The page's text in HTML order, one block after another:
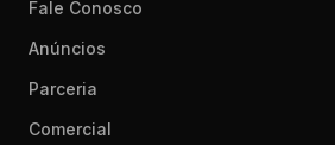
Fale Conosco
Anúncios
Parceria
Comercial